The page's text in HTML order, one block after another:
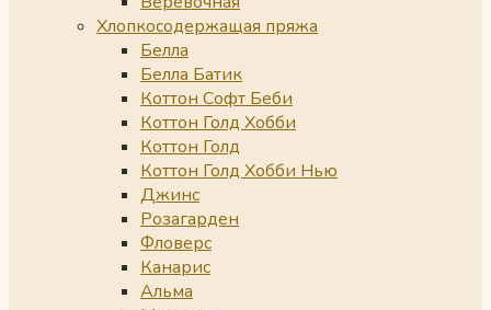
Хлопкосодержащая пряжа
Белла
Белла Батик
Коттон Софт Беби
Коттон Голд Хобби
Коттон Голд
Коттон Голд Хобби Нью
Джинс
Розагарден
Фловерс
Канарис
Альма